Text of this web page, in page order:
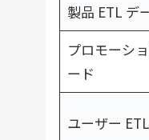
製品 ETL デ
プロモーシ
ード
ユーザー